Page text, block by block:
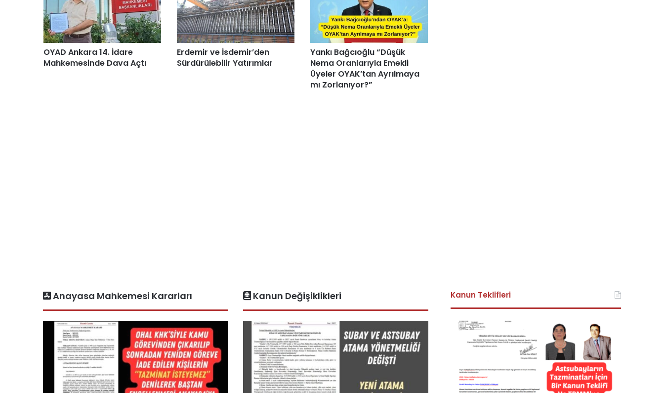
OYAD Ankara 14. İdare
Mahkemesinde Dava Açtı
Erdemir ve İsdemir’den
Sürdürülebilir Yatırımlar
Yankı Bağcıoğlu “Düşük
Nema Oranlarıyla Emekli
Üyeler OYAK’tan Ayrılmaya
mı Zorlanıyor?”
Anayasa Mahkemesi Kararları Kanun Değişiklikleri Kanun Teklifleri